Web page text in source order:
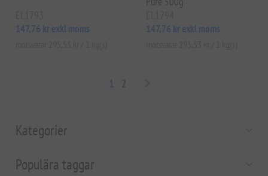
Kategorier
Populära taggar
147,76 kr exkl moms 147,76 kr exkl moms
1 2